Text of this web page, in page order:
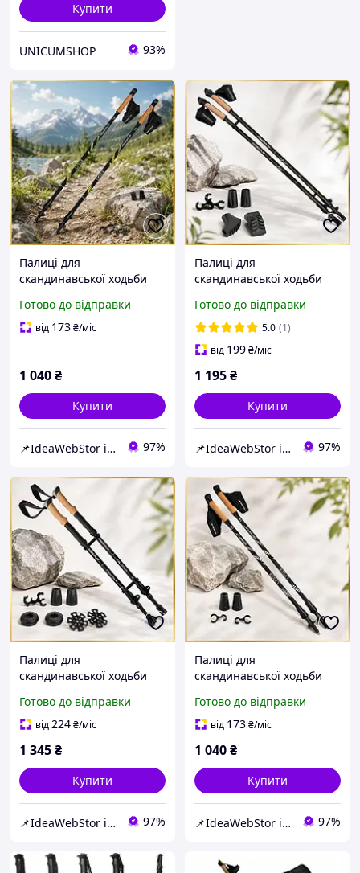
Купити
UNICUMSHOP 93%
Палиці для
скандинавської ходьби
туристичні для
спортивної ходьби
Готово до відправки
від 173₴/міс
1 040₴
Купити
📌IdeaWebStor інтернет-магазин товарів для спорту 97%
Палиці для
скандинавської ходьби
туристичні для
спортивної ходьби
PowerP 9105 Sisu Black
Готово до відправки
5.0 (1)
від 199₴/міс
1 195₴
Купити
📌IdeaWebStor інтернет-магазин товарів для спорту 97%
Палиці для
скандинавської ходьби
туристичні для
спортивної ходьби
Готово до відправки
від224₴/міс
1 345₴
Купити
📌IdeaWebStor інтернет-магазин товарів для спорту 97%
Палиці для
скандинавської ходьби
туристичні для
спортивної ходьби
Готово до відправки
від 173₴/міс
1 040₴
Купити
📌IdeaWebStor інтернет-магазин товарів для спорту 97%